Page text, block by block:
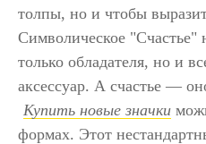
толпы, но и чтобы
Символическое "Счастье"
только обладателя, но и
аксессуар. А счастье ―
Купить новые значки
формах. Этот